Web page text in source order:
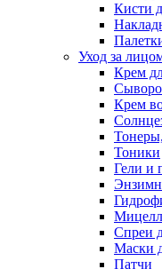
Кисти
Уход за
Крем
Крем
Тоники
Гели и
Спреи
Маски
Патчи